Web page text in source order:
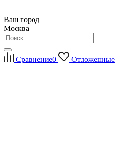
Ваш город
Москва
Сравнение0 Отложенные